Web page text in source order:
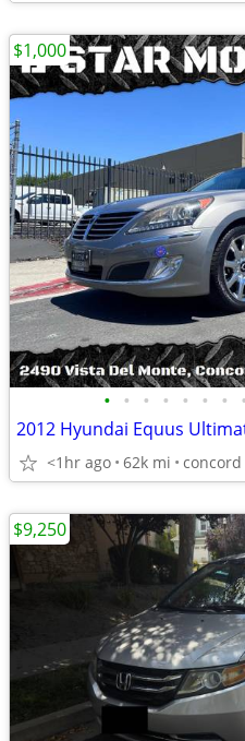
• • • • • • • •
2012 Hyundai Equus
<1hr ago 62k mi
$1,000
$9,250